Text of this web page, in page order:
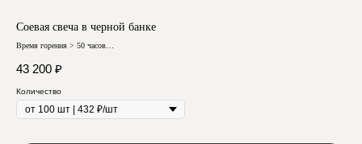
Соевая свеча в черной банке
Время горения > 50 часов
43 200 ₽
Количество
Отзывы